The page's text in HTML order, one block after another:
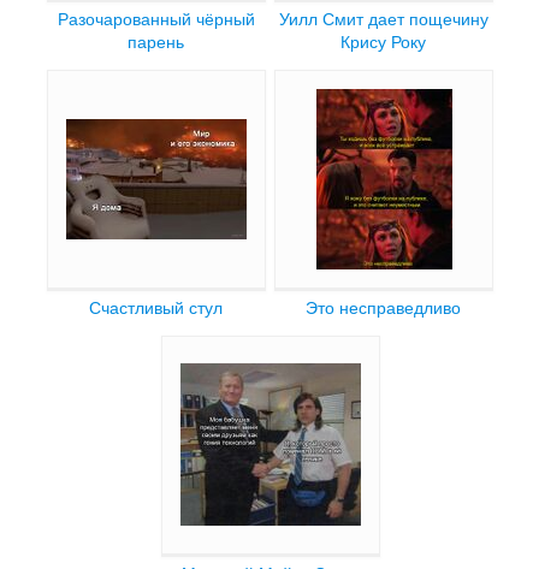
Разочарованный чёрный
парень
Уилл Смит дает пощечину
Крису Року
Счастливый стул Это несправедливо